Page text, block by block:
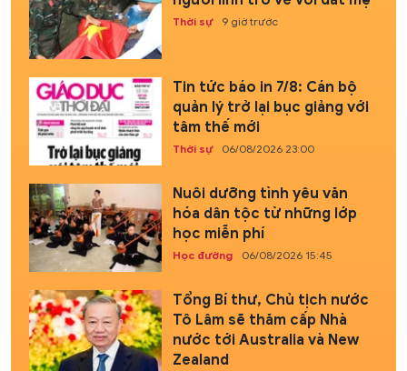
Thời sự 9 giờ trước
Tin tức báo in 7/8: Cán bộ
quản lý trở lại bục giảng với
tâm thế mới
Thời sự 06/08/2026 23:00
Nuôi dưỡng tình yêu văn
hóa dân tộc từ những lớp
học miễn phí
Học đường 06/08/2026 15:45
Tổng Bí thư, Chủ tịch nước
Tô Lâm sẽ thăm cấp Nhà
nước tới Australia và New
Zealand